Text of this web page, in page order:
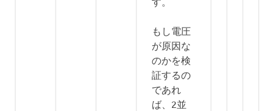
もし電圧
が原因な
のかを検
証するの
であれ
ば、2並